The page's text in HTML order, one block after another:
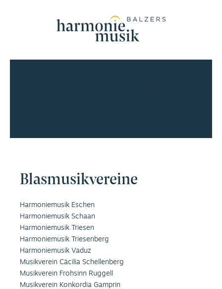
Blasmusikvereine
Harmoniemusik Eschen
Harmoniemusik Schaan
Harmoniemusik Triesen
Harmoniemusik Triesenberg
Harmoniemusik Vaduz
Musikverein Cäcilia Schellenberg
Musikverein Frohsinn Ruggell
Musikverein Konkordia Gamprin